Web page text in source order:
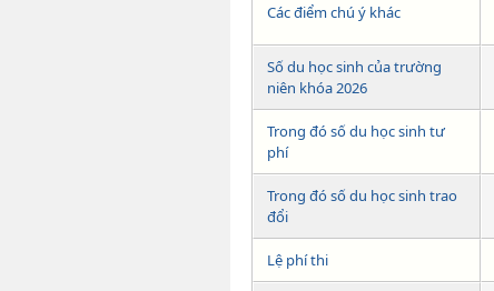
Các điểm chú ý khác
Số du học sinh của trường
niên khóa 2026
Trong đó số du học sinh tư
phí
Trong đó số du học sinh trao
đổi
Lệ phí thi